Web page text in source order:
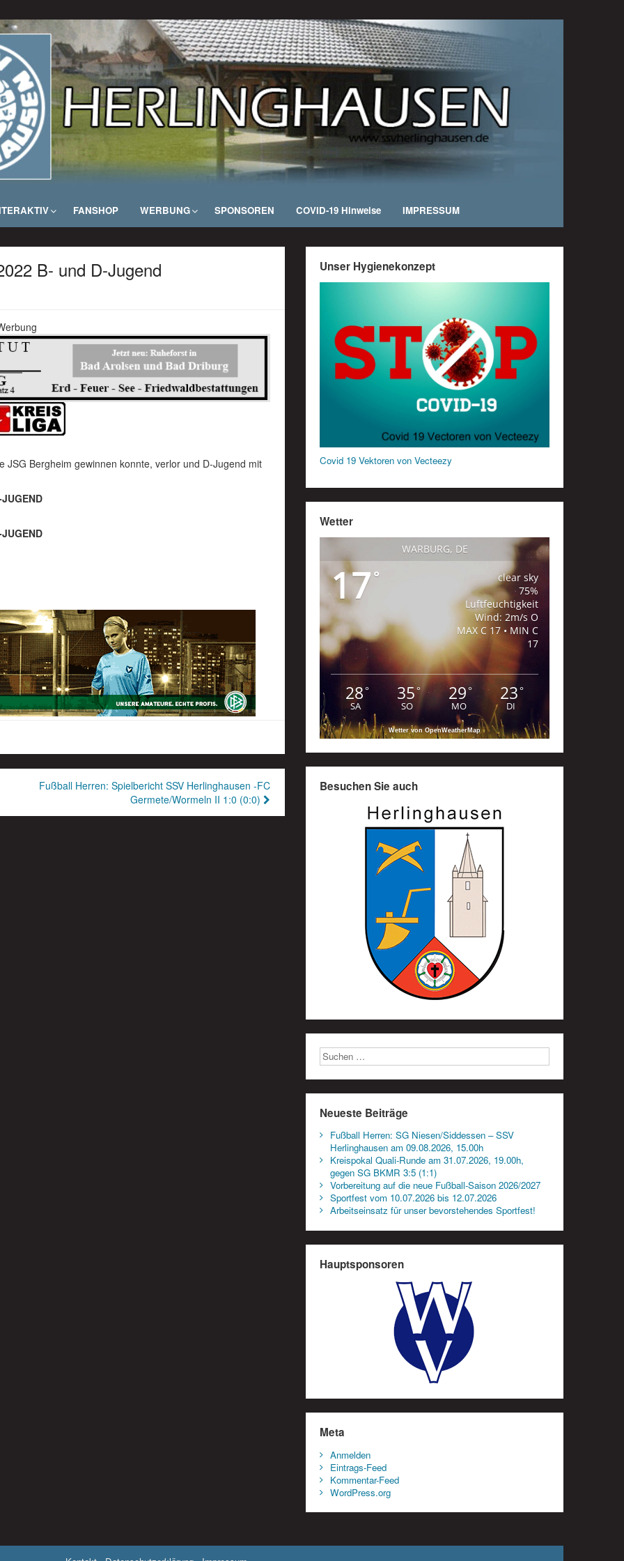
FANSHOP WERBUNG SPONSOREN COVID-19 Hinweise IMPRESSUM
B- und D-Jugend
Bergheim gewinnen konnte, verlor und D-Jugend mit
JUGEND
Fußball Herren: Spielbericht SSV Herlinghausen -FC
Germete/Wormeln II 1:0 (0:0)
Unser Hygienekonzept
Covid 19 Vektoren von Vecteezy
Wetter
WARBURG, DE
17°
clear sky
75%
Luftfeuchtigkeit
Wind: 2m/s O
MAX C 17 • MIN C
17
28°
SA
35°
SO
29°
MO
23°
DI
Wetter von OpenWeatherMap
Besuchen Sie auch
Neueste Beiträge
Fußball Herren: SG Niesen/Siddessen – SSV
Herlinghausen am 09.08.2026, 15.00h
Kreispokal Quali-Runde am 31.07.2026, 19.00h,
gegen SG BKMR 3:5 (1:1)
Vorbereitung auf die neue Fußball-Saison 2026/2027
Sportfest vom 10.07.2026 bis 12.07.2026
Arbeitseinsatz für unser bevorstehendes Sportfest!
Hauptsponsoren
Meta
Anmelden
Eintrags-Feed
Kommentar-Feed
WordPress.org